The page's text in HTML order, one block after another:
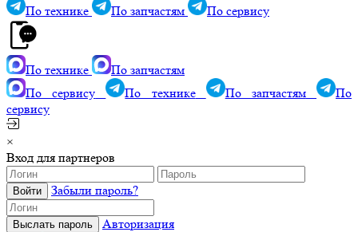
По технике По запчастям По сервису
По технике
По запчастям
По сервису
По технике По запчастям
По
сервису
×
Вход для партнеров
Забыли пароль?
Авторизация